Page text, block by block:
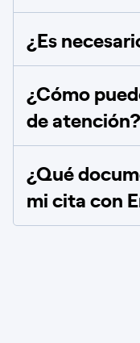
¿Es
¿Cómo
de atención?
¿Qué
mi cita con